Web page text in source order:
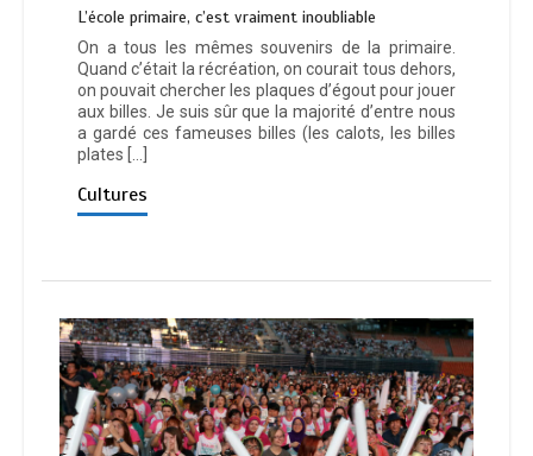
L’école primaire, c’est vraiment inoubliable
On a tous les mêmes souvenirs de la primaire.
Quand c’était la récréation, on courait tous dehors,
on pouvait chercher les plaques d’égout pour jouer
aux billes. Je suis sûr que la majorité d’entre nous
a gardé ces fameuses billes (les calots, les billes
plates […]
Cultures